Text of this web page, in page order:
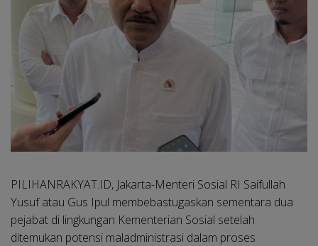
PILIHANRAKYAT.ID, Jakarta-Menteri Sosial RI Saifullah
Yusuf atau Gus Ipul membebastugaskan sementara dua
pejabat di lingkungan Kementerian Sosial setelah
ditemukan potensi maladministrasi dalam proses